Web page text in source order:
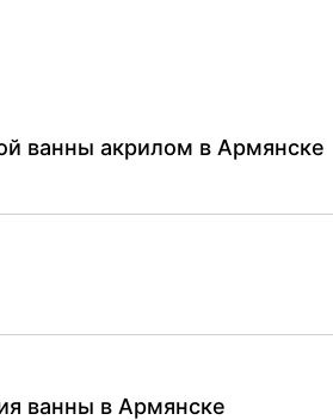
ванны акрилом в Армянске
ванны в Армянске